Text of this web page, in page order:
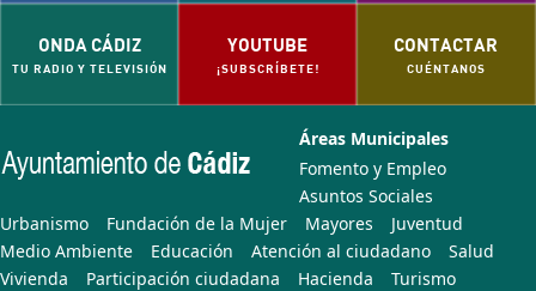
ONDA CÁDIZ
TU RADIO Y TELEVISIÓN
YOUTUBE
¡SUBSCRÍBETE!
CONTACTAR
CUÉNTANOS
Áreas Municipales
Fomento y Empleo
Asuntos Sociales
Urbanismo
Fundación de la Mujer Mayores
Juventud
Medio Ambiente
Educación Atención al ciudadano
Salud
Vivienda
Participación ciudadana Hacienda
Turismo